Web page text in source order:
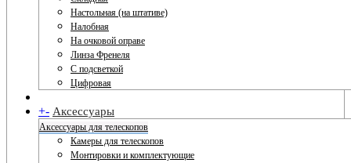
Настольная (на штативе)
Налобная
На очковой оправе
Линза Френеля
С подсветкой
Цифровая
+- Аксессуары
Аксессуары для телескопов
Камеры для телескопов
Монтировки и комплектующие